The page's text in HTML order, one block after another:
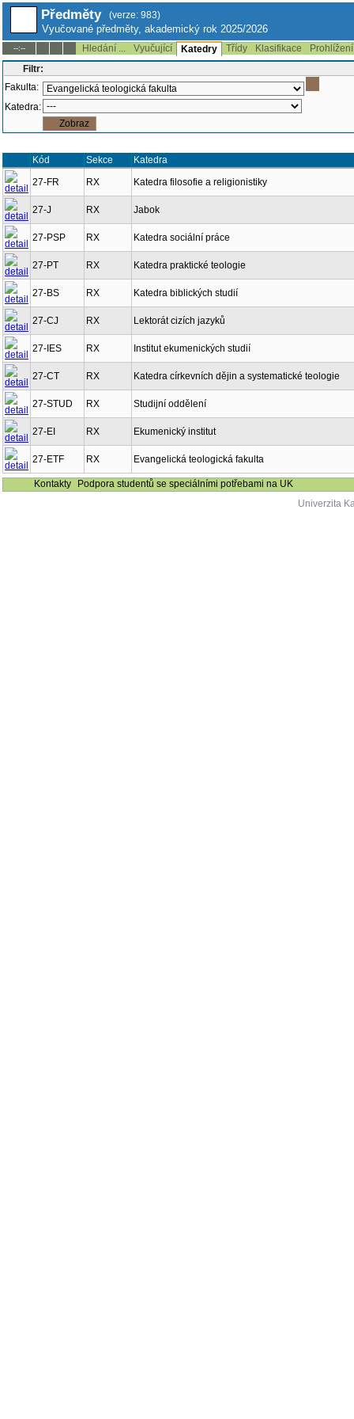
Předměty (verze: 983)
Vyučované předměty, akademický rok 2025/2026
--:-- Hledání ... Vyučující Katedry Třídy Klasifikace
Filtr:
Fakulta:
Katedra:
Kód Sekce
Katedra
27-FR
RX Katedra filosofie a religionistiky
27-J RX Jabok
27-PSP RX Katedra sociální práce
27-PT RX Katedra praktické teologie
27-BS RX Katedra biblických studií
27-CJ RX Lektorát cizích jazyků
27-IES RX Institut ekumenických studií
27-CT RX Katedra církevních dějin a systematické teologie
27-STUD RX Studijní oddělení
27-EI RX Ekumenický institut
27-ETF RX Evangelická teologická fakulta
Kontakty
Podpora studentů se speciálními potřebami na UK
Univerzita